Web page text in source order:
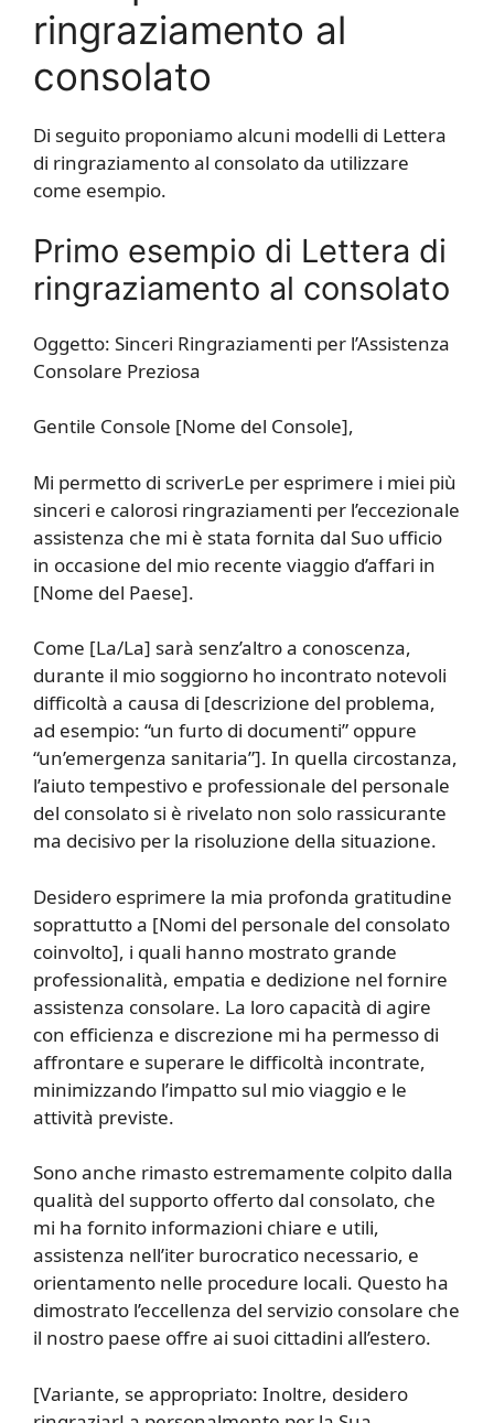
ringraziamento al
consolato
Di seguito proponiamo alcuni modelli di Lettera
di ringraziamento al consolato da utilizzare
come esempio.
Primo esempio di Lettera di
ringraziamento al consolato
Oggetto: Sinceri Ringraziamenti per l’Assistenza
Consolare Preziosa
Gentile Console [Nome del Console],
Mi permetto di scriverLe per esprimere i miei più
sinceri e calorosi ringraziamenti per l’eccezionale
assistenza che mi è stata fornita dal Suo ufficio
in occasione del mio recente viaggio d’affari in
[Nome del Paese].
Come [La/La] sarà senz’altro a conoscenza,
durante il mio soggiorno ho incontrato notevoli
difficoltà a causa di [descrizione del problema,
ad esempio: “un furto di documenti” oppure
“un’emergenza sanitaria”]. In quella circostanza,
l’aiuto tempestivo e professionale del personale
del consolato si è rivelato non solo rassicurante
ma decisivo per la risoluzione della situazione.
Desidero esprimere la mia profonda gratitudine
soprattutto a [Nomi del personale del consolato
coinvolto], i quali hanno mostrato grande
professionalità, empatia e dedizione nel fornire
assistenza consolare. La loro capacità di agire
con efficienza e discrezione mi ha permesso di
affrontare e superare le difficoltà incontrate,
minimizzando l’impatto sul mio viaggio e le
attività previste.
Sono anche rimasto estremamente colpito dalla
qualità del supporto offerto dal consolato, che
mi ha fornito informazioni chiare e utili,
assistenza nell’iter burocratico necessario, e
orientamento nelle procedure locali. Questo ha
dimostrato l’eccellenza del servizio consolare che
il nostro paese offre ai suoi cittadini all’estero.
[Variante, se appropriato: Inoltre, desidero